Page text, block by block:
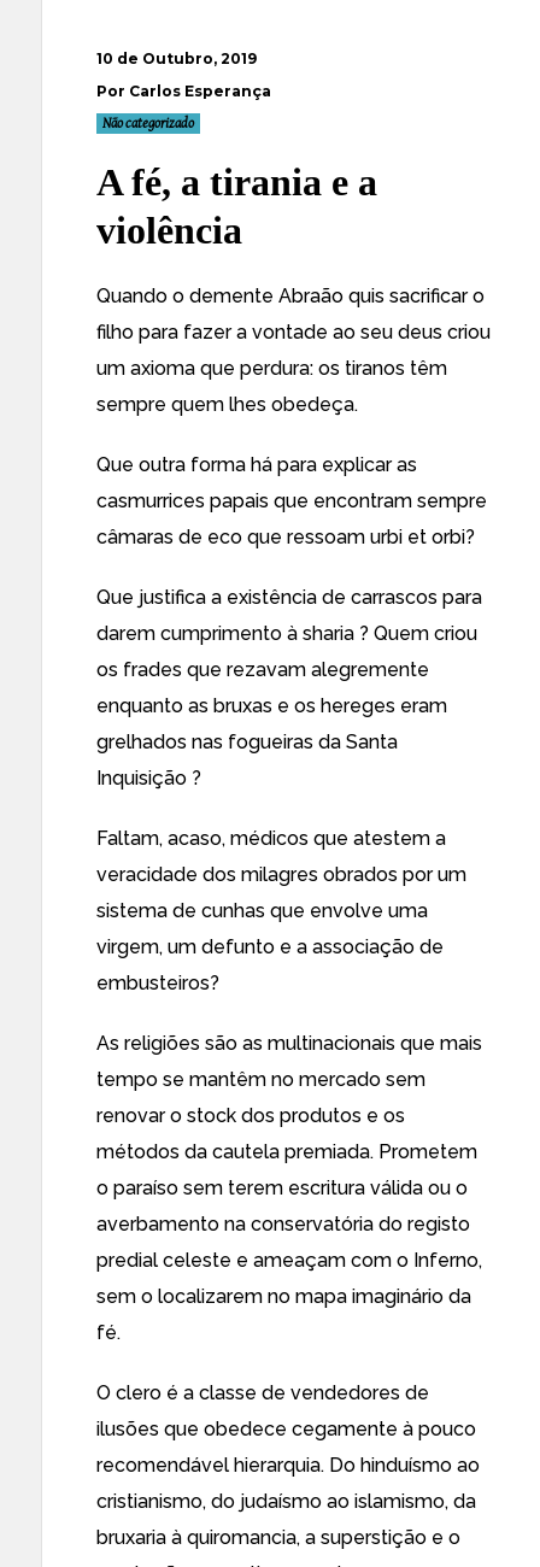
10 de Outubro, 2019
Por Carlos Esperança
Não categorizado
A fé, a tirania e a
violência
Quando o demente Abraão quis sacrificar o
filho para fazer a vontade ao seu deus criou
um axioma que perdura: os tiranos têm
sempre quem lhes obedeça.
Que outra forma há para explicar as
casmurrices papais que encontram sempre
câmaras de eco que ressoam urbi et orbi?
Que justifica a existência de carrascos para
darem cumprimento à sharia ? Quem criou
os frades que rezavam alegremente
enquanto as bruxas e os hereges eram
grelhados nas fogueiras da Santa
Inquisição ?
Faltam, acaso, médicos que atestem a
veracidade dos milagres obrados por um
sistema de cunhas que envolve uma
virgem, um defunto e a associação de
embusteiros?
As religiões são as multinacionais que mais
tempo se mantêm no mercado sem
renovar o stock dos produtos e os
métodos da cautela premiada. Prometem
o paraíso sem terem escritura válida ou o
averbamento na conservatória do registo
predial celeste e ameaçam com o Inferno,
sem o localizarem no mapa imaginário da
fé.
O clero é a classe de vendedores de
ilusões que obedece cegamente à pouco
recomendável hierarquia. Do hinduísmo ao
cristianismo, do judaísmo ao islamismo, da
bruxaria à quiromancia, a superstição e o